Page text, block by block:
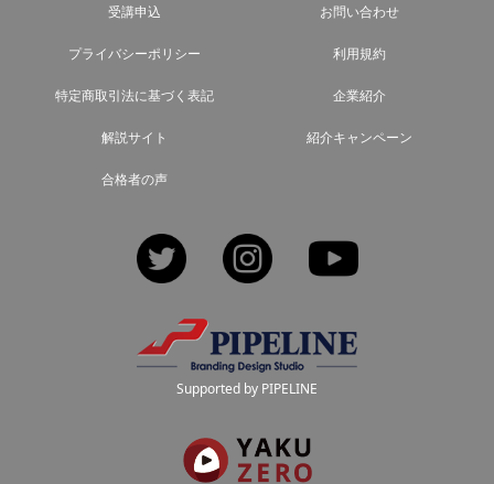
受講申込 お問い合わせ
プライバシーポリシー 利用規約
特定商取引法に基づく表記 企業紹介
解説サイト 紹介キャンペーン
合格者の声
Twitter Instagram
Supported by PIPELINE